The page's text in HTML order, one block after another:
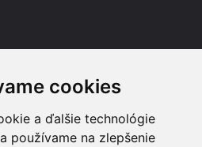
cookies
a ďalšie technológie
používame na zlepšenie